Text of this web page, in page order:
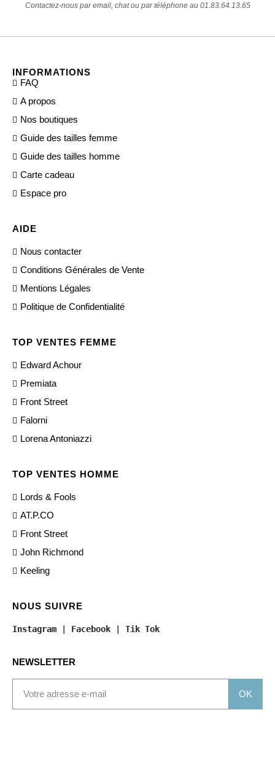
Contactez-nous par email, chat ou par téléphone au 01.83.64.13.65
INFORMATIONS
FAQ
A propos
Nos boutiques
Guide des tailles femme
Guide des tailles homme
Carte cadeau
Espace pro
AIDE
Nous contacter
Conditions Générales de Vente
Mentions Légales
Politique de Confidentialité
TOP VENTES FEMME
Edward Achour
Premiata
Front Street
Falorni
Lorena Antoniazzi
TOP VENTES HOMME
Lords & Fools
AT.P.CO
Front Street
John Richmond
Keeling
NOUS SUIVRE
Instagram Facebook Tik Tok
NEWSLETTER
OK